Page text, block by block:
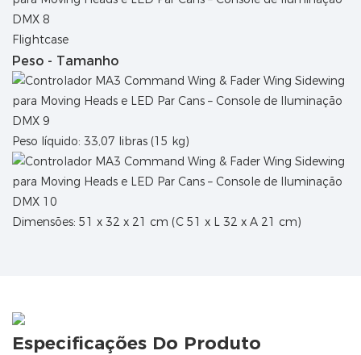
Flightcase
Peso - Tamanho
Peso líquido: 33,07 libras (15 kg)
Dimensões: 51 x 32 x 21 cm (C 51 x L 32 x A 21 cm)
Especificações Do Produto